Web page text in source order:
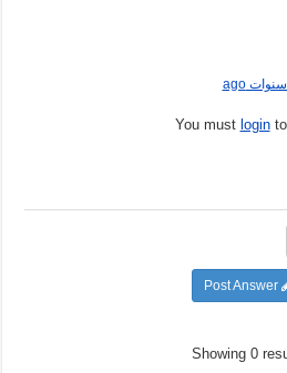
You must loginto
Showing 0